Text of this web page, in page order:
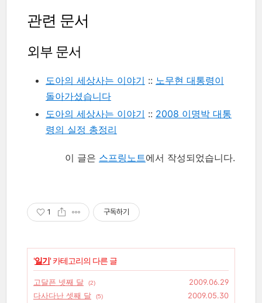
관련 문서
외부 문서
도아의 세상사는 이야기 :: 노무현 대통령이
돌아가셨습니다
도아의 세상사는 이야기 :: 2008 이명박 대통
령의 실정 총정리
이 글은 스프링노트에서 작성되었습니다.
1 구독하기
'일기' 카테고리의 다른 글
고달픈 넷째 달 (2)
2009.06.29
다사다난 셋째 달
(5)
2009.05.30